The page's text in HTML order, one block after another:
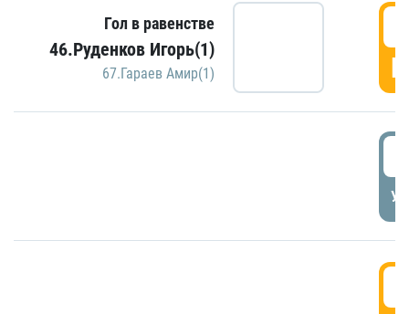
Гол в равенстве
46.Руденков Игорь(1)
67.Гараев Амир(1)